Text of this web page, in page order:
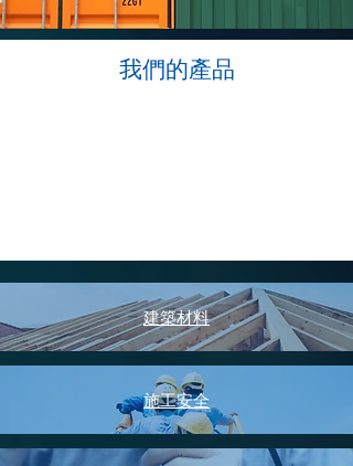
我們的產品
建築材料
施工安全